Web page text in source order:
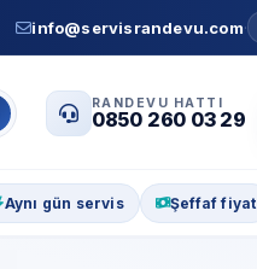
info@servisrandevu.com·
RANDEVU HATTI
0850 260 03 29
Aynı gün servis Şeffaf fiyat